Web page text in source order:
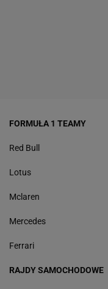
FORMUŁA 1 TEAMY
Red Bull
Lotus
Mclaren
Mercedes
Ferrari
RAJDY SAMOCHODOWE